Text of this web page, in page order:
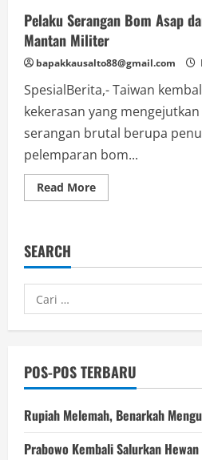
Pelaku Serangan Bom Asap
Mantan Militer
bapakkausalto88@gmail.com
SpesialBerita,- Taiwan
kekerasan yang
serangan brutal berupa
pelemparan bom...
Read MoreRead
more
dan
di
Mantan
SEARCH
Cari
untuk:
POS-POS TERBARU
Rupiah Melemah, Benarkah
Prabowo Kembali Salurkan